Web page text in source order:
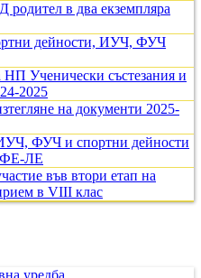
родител в два екземпляра
дейности, ИУЧ, ФУЧ
НП Ученически състезания и
2025
на документи 2025-
ФУЧ и спортни дейности
ФЕ-ЛЕ
във втори етап на
в VIII клас
уредба